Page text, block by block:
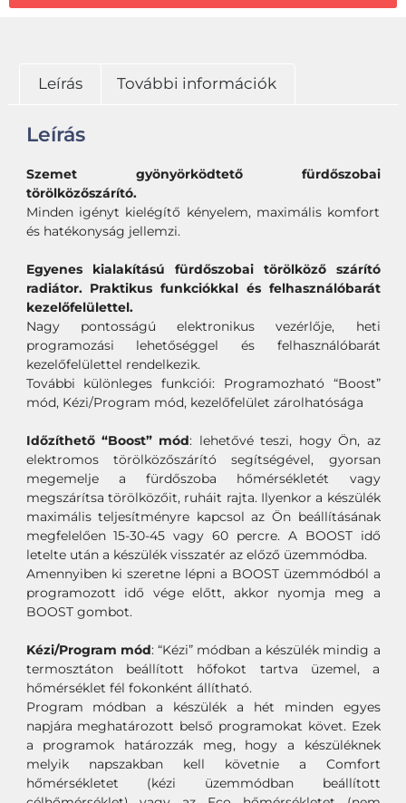
Leírás További információk
Leírás
Szemet gyönyörködtető fürdőszobai
törölközőszárító.
Minden igényt kielégítő kényelem, maximális komfort
és hatékonyság jellemzi.
Egyenes kialakítású fürdőszobai törölköző szárító
radiátor. Praktikus funkciókkal és felhasználóbarát
kezelőfelülettel.
Nagy pontosságú elektronikus vezérlője, heti
programozási lehetőséggel és felhasználóbarát
kezelőfelülettel rendelkezik.
További különleges funkciói: Programozható “Boost”
mód, Kézi/Program mód, kezelőfelület zárolhatósága
Időzíthető “Boost” mód: lehetővé teszi, hogy Ön, az
elektromos törölközőszárító segítségével, gyorsan
megemelje a fürdőszoba hőmérsékletét vagy
megszárítsa törölközőit, ruháit rajta. Ilyenkor a készülék
maximális teljesítményre kapcsol az Ön beállításának
megfelelően 15-30-45 vagy 60 percre. A BOOST idő
letelte után a készülék visszatér az előző üzemmódba.
Amennyiben ki szeretne lépni a BOOST üzemmódból a
programozott idő vége előtt, akkor nyomja meg a
BOOST gombot.
Kézi/Program mód: “Kézi” módban a készülék mindig a
termosztáton beállított hőfokot tartva üzemel, a
hőmérséklet fél fokonként állítható.
Program módban a készülék a hét minden egyes
napjára meghatározott belső programokat követ. Ezek
a programok határozzák meg, hogy a készüléknek
melyik napszakban kell követnie a Comfort
hőmérsékletet (kézi üzemmódban beállított